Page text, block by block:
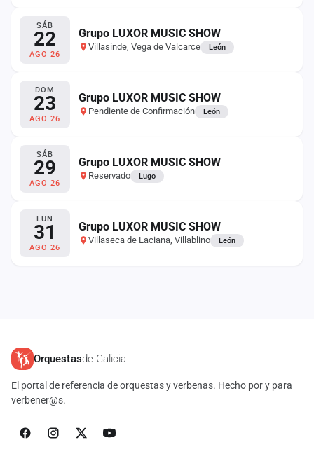
SÁB
22
AGO 26
Grupo LUXOR MUSIC SHOW
Villasinde, Vega de Valcarce León
DOM
23
AGO 26
Grupo LUXOR MUSIC SHOW
Pendiente de Confirmación León
SÁB
29
AGO 26
Grupo LUXOR MUSIC SHOW
Reservado Lugo
LUN
31
AGO 26
Grupo LUXOR MUSIC SHOW
Villaseca de Laciana, Villablino León
Orquestasde Galicia
El portal de referencia de orquestas y verbenas. Hecho por y para
verbener@s.